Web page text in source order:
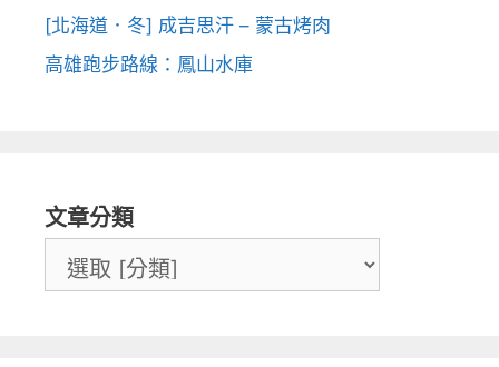
[北海道．冬] 成吉思汗 – 蒙古烤肉
高雄跑步路線：鳳山水庫
文章分類